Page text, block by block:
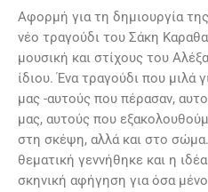
Αφορμή για τη δημιουργία
νέο τραγούδι του Σάκη
μουσική και στίχους του
ίδιου. Ένα τραγούδι που
μας -αυτούς που πέρασαν,
μας, αυτούς που
στη σκέψη, αλλά και στο
θεματική γεννήθηκε και η
σκηνική αφήγηση για όσα